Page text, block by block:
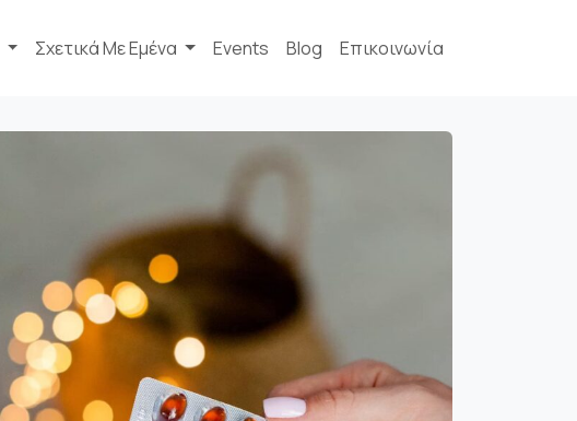
Σχετικά Με Εμένα Events Blog Επικοινωνία